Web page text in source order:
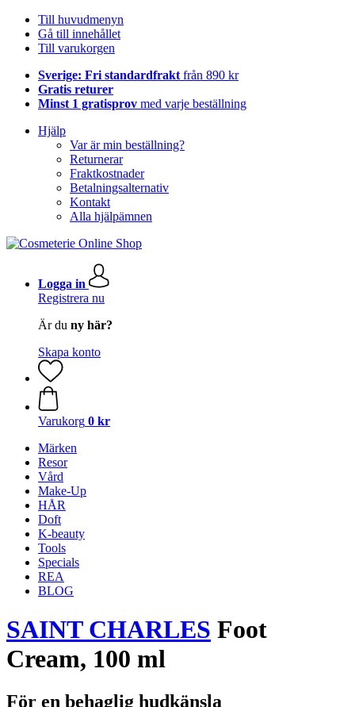
Till huvudmenyn
Gå till innehållet
Till varukorgen
Sverige: Fri standardfrakt från 890 kr
Gratis returer
Minst 1 gratisprov med varje beställning
Hjälp
Var är min beställning?
Returnerar
Fraktkostnader
Betalningsalternativ
Kontakt
Alla hjälpämnen
Logga in
Registrera nu
Är du ny här?
Skapa konto
Varukorg 0 kr
Märken
Resor
Vård
Make-Up
HÅR
Doft
K-beauty
Tools
Specials
REA
BLOG
SAINT CHARLES Foot
Cream, 100 ml
För en behaglig hudkänsla